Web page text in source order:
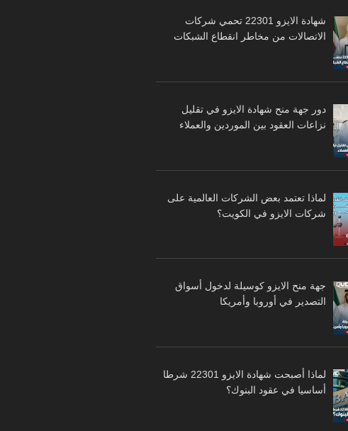
شهادة الايزو 22301 تحمي شركات
الاتصالات من مخاطر انقطاع الشبكات
دور جهة منح شهادة الايزو في تقليل
نزاعات العقود بين الموردين والعملاء
لماذا تعتمد بعض الشركات العالمية على
شركات الايزو في الكويت؟
جهة منح الايزو كوسيلة لدخول أسواق
التصدير في أوروبا وأمريكا
لماذا أصبحت شهادة الايزو 22301 شرطا
أساسيا في عقود البنوك؟